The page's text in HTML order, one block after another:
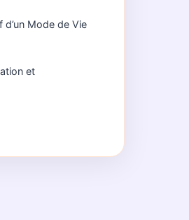
d’un Mode de Vie
et